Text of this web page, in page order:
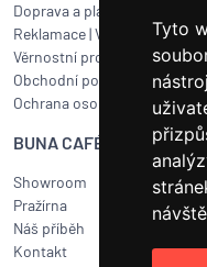
Tyto
Doprava a platba
Reklamace|Vrácení zboží
Věrnostní program
Obchodní podmínky
Ochrana osobních údajů
BUNA CAFÉ
Showroom
Pražírna
Náš příběh
Kontakt